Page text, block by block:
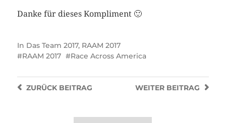
Danke für dieses Kompliment 🙂
In Das Team 2017, RAAM 2017
RAAM 2017
Race Across America
WEITER BEITRAG
ZURÜCKBEITRAG